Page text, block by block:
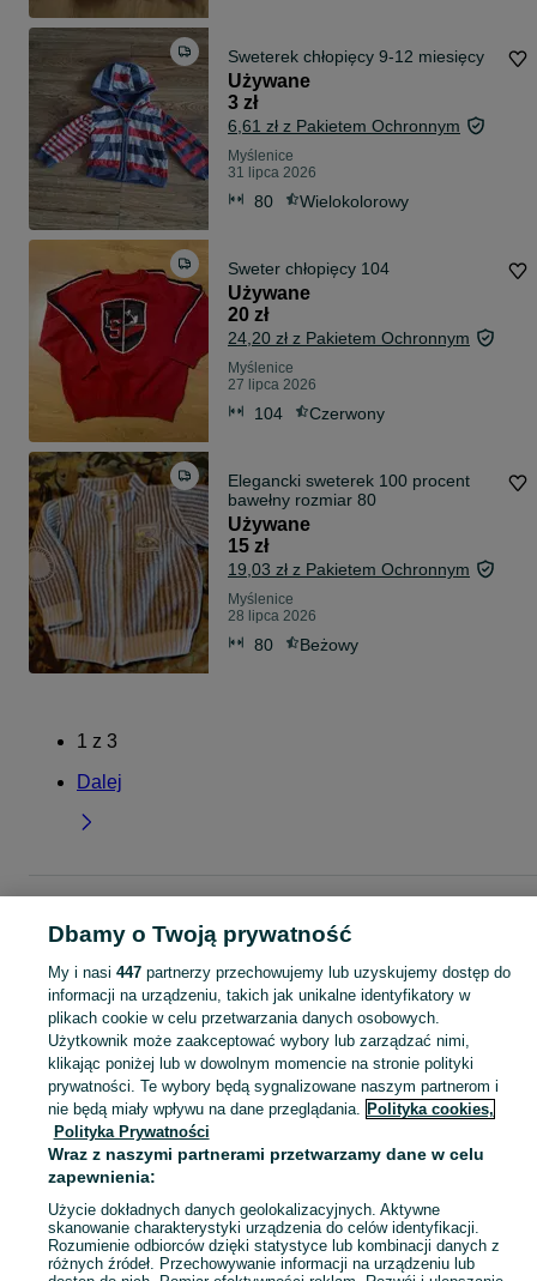
Sweterek chłopięcy 9-12 miesięcy
Używane
3 zł
6,61 zł z Pakietem Ochronnym
Myślenice
31 lipca 2026
80 Wielokolorowy
Sweter chłopięcy 104
Używane
20 zł
24,20 zł z Pakietem Ochronnym
Myślenice
27 lipca 2026
104 Czerwony
Elegancki sweterek 100 procent
bawełny rozmiar 80
Używane
15 zł
19,03 zł z Pakietem Ochronnym
Myślenice
28 lipca 2026
80 Beżowy
1 z 3
Dalej
Małopolskie
Swetry - Myślenice
KATEGORIA
ubranko do chrztu dla chłopca,ubranka na roczek dla chłopca Zobacz
Mapa kategorii
Mapa miejscowości
Mapa ministron
Popularne wyszukiwania
Dbamy o Twoją prywatność
My i nasi 447partnerzy przechowujemy lub uzyskujemy dostęp do
informacji na urządzeniu, takich jak unikalne identyfikatory w
plikach cookie w celu przetwarzania danych osobowych.
Użytkownik może zaakceptować wybory lub zarządzać nimi,
klikając poniżej lub w dowolnym momencie na stronie polityki
prywatności. Te wybory będą sygnalizowane naszym partnerom i
nie będą miały wpływu na dane przeglądania. Polityka cookies,
Polityka Prywatności
Wraz z naszymi partnerami przetwarzamy dane w celu
zapewnienia:
Użycie dokładnych danych geolokalizacyjnych. Aktywne
skanowanie charakterystyki urządzenia do celów identyfikacji.
Rozumienie odbiorców dzięki statystyce lub kombinacji danych z
różnych źródeł. Przechowywanie informacji na urządzeniu lub